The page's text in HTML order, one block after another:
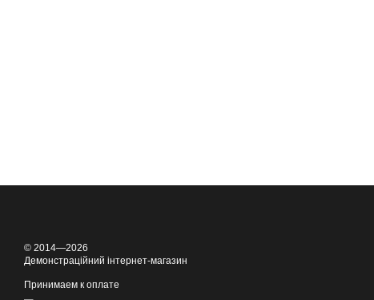
© 2014—2026
Демонстраційний інтернет-магазин
Принимаем к оплате